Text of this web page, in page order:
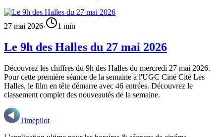
27 mai 2026· 1 min
Le 9h des Halles du 27 mai 2026
Découvrez les chiffres du 9h des Halles du mercredi 27 mai 2026.
Pour cette première séance de la semaine à l'UGC Ciné Cité Les
Halles, le film en tête démarre avec 46 entrées. Découvrez le
classement complet des nouveautés de la semaine.
Timepilot